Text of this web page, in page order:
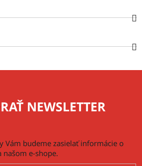
NEWSLETTER
Vám budeme zasielať informácie o
e-shope.